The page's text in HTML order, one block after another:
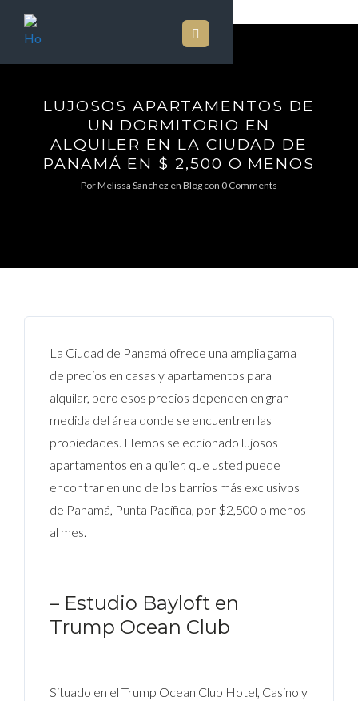
LUJOSOS APARTAMENTOS DE
UN DORMITORIO EN
ALQUILER EN LA CIUDAD DE
PANAMÁ EN $ 2,500 O MENOS
PorMelissa Sanchez en Blog con 0 Comments
La Ciudad de Panamá ofrece una amplia gama
de precios en casas y apartamentos para
alquilar, pero esos precios dependen en gran
medida del área donde se encuentren las
propiedades. Hemos seleccionado lujosos
apartamentos en alquiler, que usted puede
encontrar en uno de los barrios más exclusivos
de Panamá, Punta Pacífica, por $2,500 o menos
al mes.
– Estudio Bayloft en
Trump Ocean Club
Situado en el Trump Ocean Club Hotel, Casino y